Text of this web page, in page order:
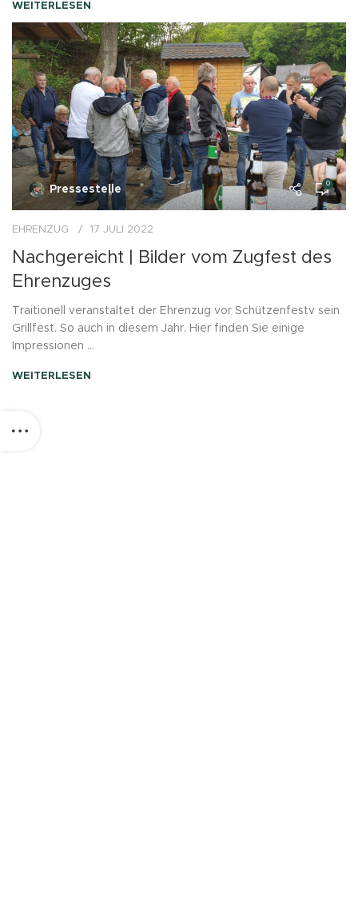
WEITERLESEN
Pressestelle
0
EHRENZUG 17 JULI 2022
Nachgereicht | Bilder vom Zugfest des
Ehrenzuges
Traitionell veranstaltet der Ehrenzug vor Schützenfestv sein
Grillfest. So auch in diesem Jahr. Hier finden Sie einige
Impressionen ...
WEITERLESEN